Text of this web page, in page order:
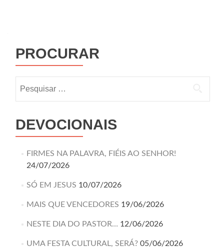
PROCURAR
DEVOCIONAIS
FIRMES NA PALAVRA, FIÉIS AO SENHOR!
24/07/2026
SÓ EM JESUS 10/07/2026
MAIS QUE VENCEDORES 19/06/2026
NESTE DIA DO PASTOR… 12/06/2026
UMA FESTA CULTURAL, SERÁ? 05/06/2026